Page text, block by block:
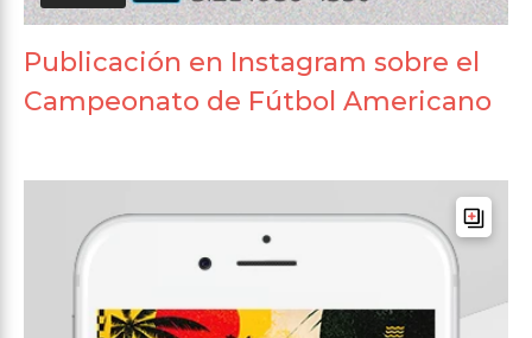
Publicación en Instagram sobre el
Campeonato de Fútbol Americano